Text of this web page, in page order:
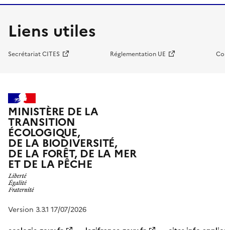
Liens utiles
Secrétariat CITES Réglementation UE
MINISTÈRE DE LA
TRANSITION
ÉCOLOGIQUE,
DE LA BIODIVERSITÉ,
DE LA FORÊT, DE LA MER
ET DE LA PÊCHE
Version 3.3.1 17/07/2026